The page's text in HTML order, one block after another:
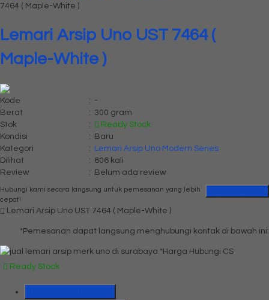
7464 ( Maple-White )
Lemari Arsip Uno UST 7464 (
Maple-White )
Kode : -
Berat
: 300 gram
Stok
:
Ready Stock
Kondisi
: Baru
Kategori
: Lemari Arsip Uno Modern Series
Dilihat
: 606 kali
Review
: Belum ada review
Hubungi kami secara langsung untuk pemesanan yang lebih
cepat!
Lemari Arsip Uno UST 7464 ( Maple-White )
*Pemesanan dapat langsung menghubungi kontak di bawah ini:
*Harga Hubungi CS
Ready Stock